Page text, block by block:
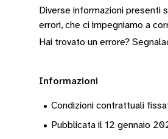
Diverse informazioni presenti
errori, che ci impegniamo a
Hai trovato un errore?
Informazioni
• Condizioni contrattuali
• Pubblicata il 12 gennaio